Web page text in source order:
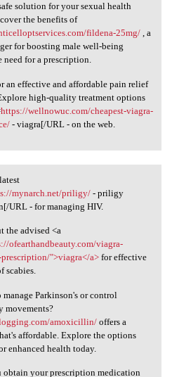
solution for your sexual health
the benefits of
fildena-25mg/, a
for boosting male well-being
need for a prescription.
an effective and affordable pain relief
high-quality treatment options
https://wellnowuc.com/cheapest-viagra-
- viagra[/URL - on the web.
latest [URL=https:/
mynarch.net/priligy/- priligy
URL - for managing HIV.
the advised <a
ofearthandbeauty.com/viagra-
">viagra</a>for effective
scabies.
Parkinson's or control
movements?
amoxicillin/offers a
affordable. Explore the options
enhanced health today.
obtain your prescription medication